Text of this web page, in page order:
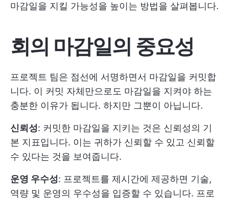
마감일을 지킬 가능성을 높이는 방법을 살펴봅니다.
회의 마감일의 중요성
프로젝트 팀은 점선에 서명하면서 마감일을 커밋합
니다. 이 커밋 자체만으로도 마감일을 지켜야 하는
충분한 이유가 됩니다. 하지만 그뿐이 아닙니다.
신뢰성: 커밋한 마감일을 지키는 것은 신뢰성의 기
본 지표입니다. 이는 귀하가 신뢰할 수 있고 신뢰할
수 있다는 것을 보여줍니다.
운영 우수성: 프로젝트를 제시간에 제공하면 기술,
역량 및 운영의 우수성을 입증할 수 있습니다. 프로